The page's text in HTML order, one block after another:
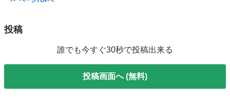
投稿
誰でも今すぐ30秒で投稿出来る
投稿画面へ (無料)